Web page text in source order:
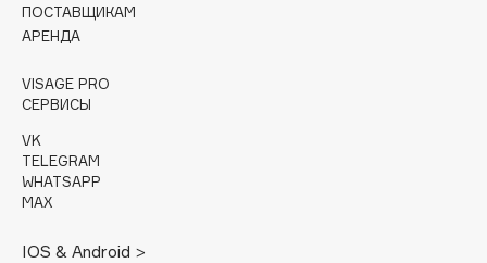
D
DABO
Darphin
Davines
Dessange
ПОСТАВЩИКАМ
АРЕНДА
VISAGE PRO
СЕРВИСЫ
VK
TELEGRAM
WHATSAPP
MAX
IOS & Android >